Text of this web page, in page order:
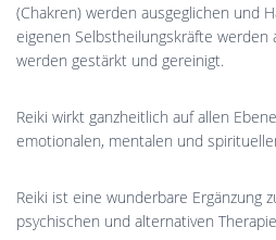
(Chakren) werden ausgeglichen und
eigenen Selbstheilungskräfte werden
werden gestärkt und gereinigt.
Reiki wirkt ganzheitlich auf allen
emotionalen, mentalen und
Reiki ist eine wunderbare Ergänzung
psychischen und alternativen